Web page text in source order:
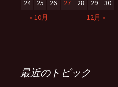
24
25 26 27 28 29
30
« 10月
12月 »
最近のトピック